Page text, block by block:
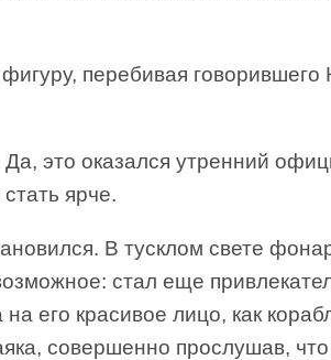
перебивая говорившего
это оказался утренний
ярче.
В тусклом свете
стал еще
его красивое лицо, как
совершенно прослушав,